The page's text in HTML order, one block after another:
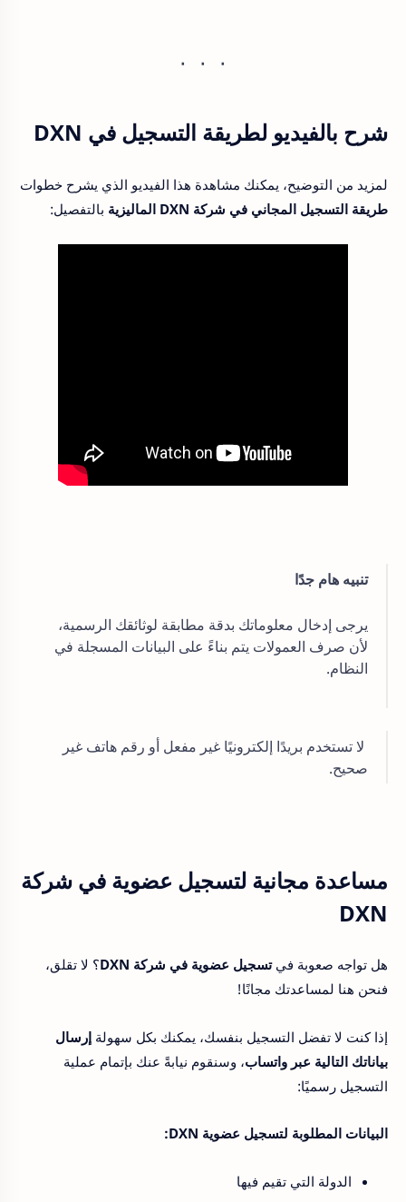
شرح بالفيديو لطريقة التسجيل في DXN
لمزيد من التوضيح، يمكنك مشاهدة هذا الفيديو الذي يشرح خطوات
طريقة التسجيل المجاني في شركة DXN الماليزية
بالتفصيل:
تنبيه هام جدًا
يرجى إدخال معلوماتك بدقة مطابقة لوثائقك الرسمية،
لأن صرف العمولات يتم بناءً على البيانات المسجلة في
النظام.
لا تستخدم بريدًا إلكترونيًا غير مفعل أو رقم هاتف غير
صحيح.
مساعدة مجانية لتسجيل عضوية في شركة
DXN
هل تواجه صعوبة فيتسجيل عضوية في شركة DXN
؟ لا تقلق،
فنحن هنا لمساعدتك مجانًا!
إذا كنت لا تفضل التسجيل بنفسك، يمكنك بكل سهولة إرسال
بياناتك التالية عبر واتساب، وسنقوم نيابةً عنك بإتمام عملية
التسجيل رسميًا:
البيانات المطلوبة لتسجيل عضوية DXN:
الدولة التي تقيم فيها